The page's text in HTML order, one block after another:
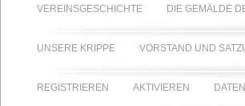
VEREINSGESCHICHTE DIE GEMÄLDE
UNSERE KRIPPE VORSTAND UND
REGISTRIEREN AKTIVIEREN